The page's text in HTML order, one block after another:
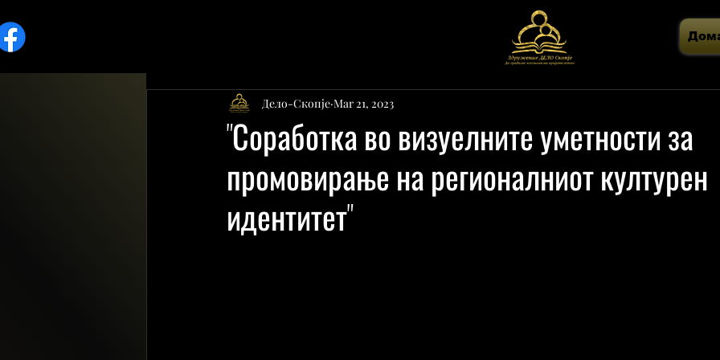
"Соработка во визуелните уметности за
промовирање на регионалниот културен
идентитет"
Дело-Скопје Mar 21, 2023